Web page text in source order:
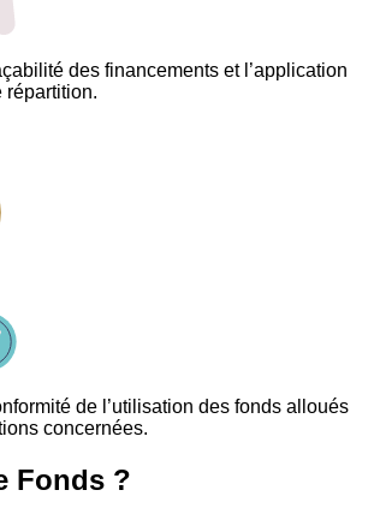
des financements et l’application
répartition.
de l’utilisation des fonds alloués
concernées.
Fonds ?